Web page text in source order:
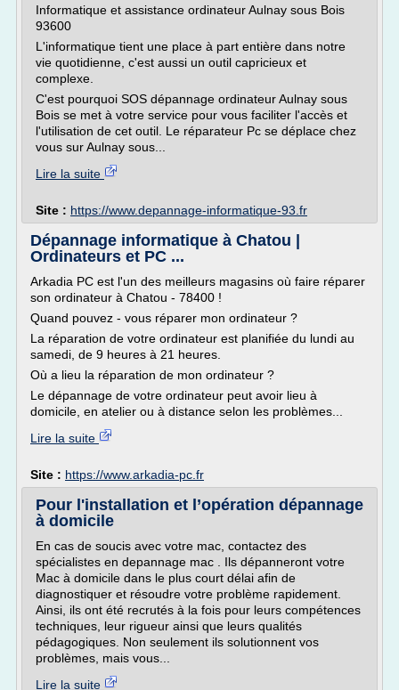
Informatique et assistance ordinateur Aulnay sous Bois
93600
L'informatique tient une place à part entière dans notre
vie quotidienne, c'est aussi un outil capricieux et
complexe.
C'est pourquoi SOS dépannage ordinateur Aulnay sous
Bois se met à votre service pour vous faciliter l'accès et
l'utilisation de cet outil. Le réparateur Pc se déplace chez
vous sur Aulnay sous...
Lire la suite
Site : https://www.depannage-informatique-93.fr
Dépannage informatique à Chatou |
Ordinateurs et PC ...
Arkadia PC est l'un des meilleurs magasins où faire réparer
son ordinateur à Chatou - 78400 !
Quand pouvez - vous réparer mon ordinateur ?
La réparation de votre ordinateur est planifiée du lundi au
samedi, de 9 heures à 21 heures.
Où a lieu la réparation de mon ordinateur ?
Le dépannage de votre ordinateur peut avoir lieu à
domicile, en atelier ou à distance selon les problèmes...
Lire la suite
Site : https://www.arkadia-pc.fr
Pour l'installation et l’opération dépannage
à domicile
En cas de soucis avec votre mac, contactez des
spécialistes en depannage mac . Ils dépanneront votre
Mac à domicile dans le plus court délai afin de
diagnostiquer et résoudre votre problème rapidement.
Ainsi, ils ont été recrutés à la fois pour leurs compétences
techniques, leur rigueur ainsi que leurs qualités
pédagogiques. Non seulement ils solutionnent vos
problèmes, mais vous...
Lire la suite